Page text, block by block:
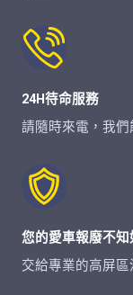
24H待命服務
請隨時來電，我
您的愛車報廢不
交給專業的高屏